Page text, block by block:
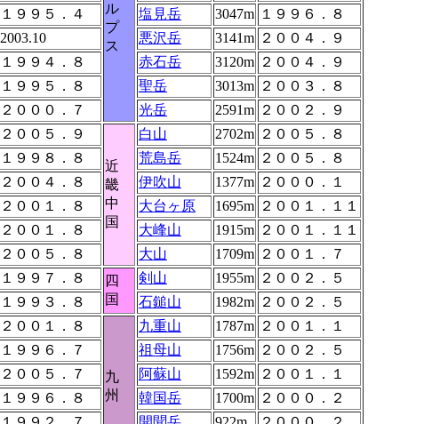
ル
プ
ス
１９９５．４ 塩見岳 3047m １９９６．８
2003.10 悪沢岳 3141m ２００４．９
１９９４．８ 赤石岳 3120m ２００４．９
１９９５．８ 聖岳 3013m ２００３．８
２０００．７ 光岳 2591m ２００２．９
２００５．９
近
畿
中
国
白山 2702m ２００５．８
１９９８．８ 荒島岳 1524m ２００５．８
２００４．８ 伊吹山 1377m ２０００．１
２００１．８ 大台ヶ原 1695m ２００１．１１
２００１．８ 大峰山 1915m ２００１．１１
２００５．８ 大山 1709m ２００１．７
１９９７．８
四
国
剣山 1955m ２００２．５
１９９３．８ 石鎚山 1982m ２００２．５
２００１．８
九
州
九重山 1787m ２００１．１
１９９６．７ 祖母山 1756m ２００２．５
２００５．７ 阿蘇山 1592m ２００１．１
１９９６．８ 韓国岳 1700m ２０００．２